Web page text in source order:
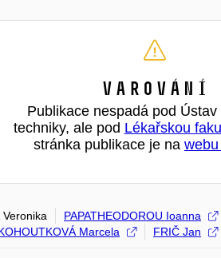
Varování
Publikace nespadá pod
techniky, ale pod Lékařskou
stránka publikace je na
Veronika PAPATHEODOROU Ioanna
Marcela
FRIČ Jan